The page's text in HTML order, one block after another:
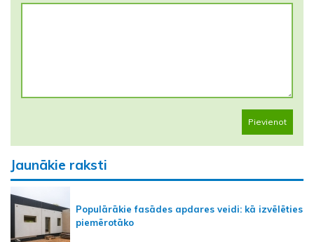
Pievienot
Jaunākie raksti
Populārākie fasādes apdares veidi: kā izvēlēties
piemērotāko